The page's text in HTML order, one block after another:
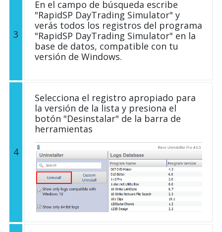
3
En el campo de búsqueda escribe
"RapidSP DayTrading Simulator" y
verás todos los registros del programa
"RapidSP DayTrading Simulator" en la
base de datos, compatible con tu
versión de Windows.
4
Selecciona el registro apropiado para
la versión de la lista y presiona el
botón "Desinstalar" de la barra de
herramientas